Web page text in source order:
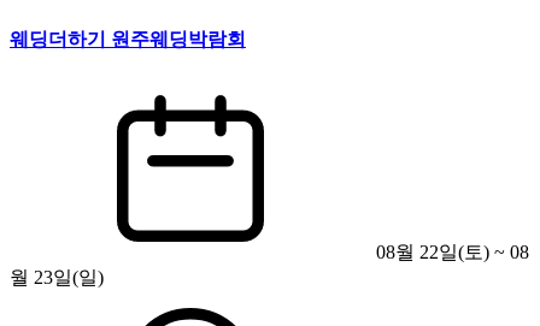
웨딩더하기 원주웨딩박람회
08월 22일(토) ~ 08
월 23일(일)